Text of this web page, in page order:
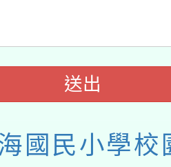
送出
國民小學校